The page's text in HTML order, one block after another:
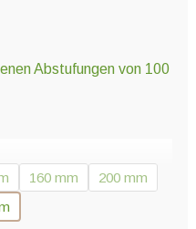
öffnen
Abstufungen von 100
160 mm
200 mm